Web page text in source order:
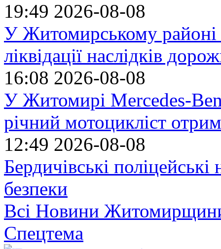
19:49 2026-08-08
У Житомирському районі
ліквідації наслідків
16:08 2026-08-08
У Житомирі Mercedes-
річний мотоцикліст
12:49 2026-08-08
Бердичівські
безпеки
Всі Новини
Спецтема